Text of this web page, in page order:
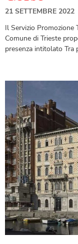
21 SETTEMBRE 2022
Il Servizio Promozione
Comune di Trieste
presenza intitolato Tra